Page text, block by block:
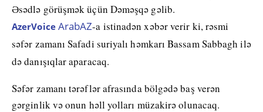
Əsədlə görüşmək üçün Dəməşqə gəlib.
AzerVoice ArabAZ-a istinadən xəbər verir ki,rəsmi
səfər zamanı Safadi suriyalı həmkarı Bassam Sabbagh ilə
də danışıqlar aparacaq.
Səfər zamanı tərəflər afrasında bölgədə baş verən
gərginlik və onun həll yolları müzakirə olunacaq.